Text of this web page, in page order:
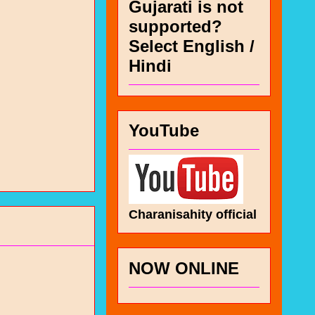
Gujarati is not
supported?
Select English /
Hindi
YouTube
Charanisahity official
NOW ONLINE